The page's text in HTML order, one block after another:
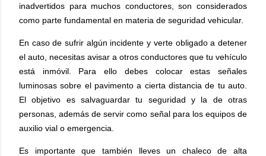
inadvertidos para muchos conductores, son considerados
como parte fundamental en materia de seguridad vehicular.
En caso de sufrir algún incidente y verte obligado a detener
el auto, necesitas avisar a otros conductores que tu vehículo
está inmóvil. Para ello debes colocar estas señales
luminosas sobre el pavimento a cierta distancia de tu auto.
El objetivo es salvaguardar tu seguridad y la de otras
personas, además de servir como señal para los equipos de
auxilio vial o emergencia.
Es importante que también lleves un chaleco de alta